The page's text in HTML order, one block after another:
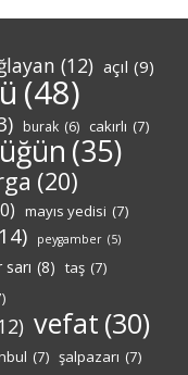
(12) açıl (9)
(48)
burak (6) cakırlı (7)
(35)
(20)
mayıs yedisi (7)
peygamber (5)
(8) taş (7)
vefat (30)
(7) şalpazarı (7)